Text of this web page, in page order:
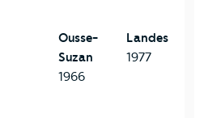
Ousse-
Suzan
1966
Landes
1977